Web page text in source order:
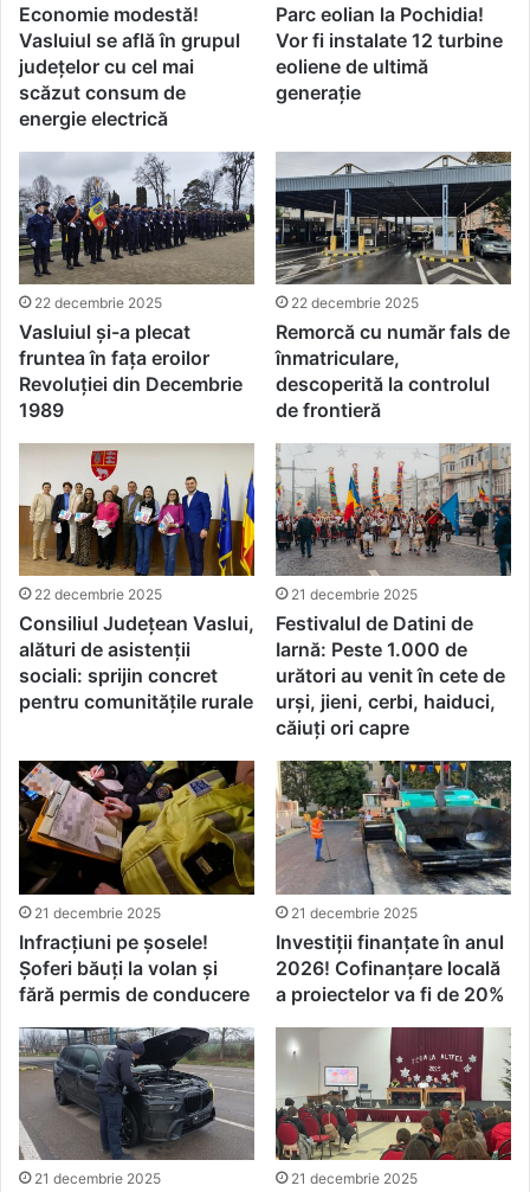
Economie modestă!
Vasluiul se află în grupul
județelor cu cel mai
scăzut consum de
energie electrică
Parc eolian la Pochidia!
Vor fi instalate 12 turbine
eoliene de ultimă
generaţie
22 decembrie 2025
Vasluiul și-a plecat
fruntea în fața eroilor
Revoluției din Decembrie
1989
22 decembrie 2025
Remorcă cu număr fals de
înmatriculare,
descoperită la controlul
de frontieră
22 decembrie 2025
Consiliul Județean Vaslui,
alături de asistenții
sociali: sprijin concret
pentru comunitățile rurale
21 decembrie 2025
Festivalul de Datini de
Iarnă: Peste 1.000 de
urători au venit în cete de
urși, jieni, cerbi, haiduci,
căiuți ori capre
21 decembrie 2025
Infracțiuni pe șosele!
Șoferi băuți la volan și
fără permis de conducere
21 decembrie 2025
Investiții finanțate în anul
2026! Cofinanțare locală
a proiectelor va fi de 20%
21 decembrie 2025 21 decembrie 2025